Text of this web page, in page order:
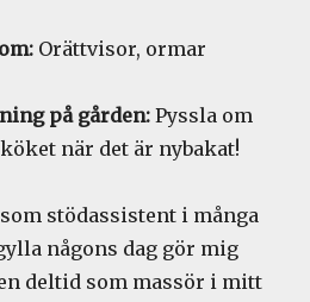
Orättvisor, ormar
på gården:Pyssla om
när det är nybakat!
stödassistent i många
någons dag gör mig
deltid som massör i mitt